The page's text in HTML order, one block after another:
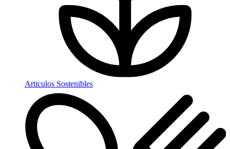
Articulos Sostenibles